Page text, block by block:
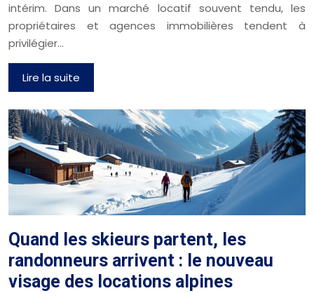
intérim. Dans un marché locatif souvent tendu, les
propriétaires et agences immobilières tendent à
privilégier…
Lire la suite
Quand les skieurs partent, les
randonneurs arrivent : le nouveau
visage des locations alpines